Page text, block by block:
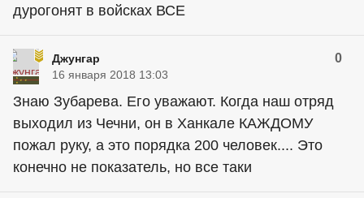
дурогонят в войсках ВСЕ
Джунгар 0
16 января 2018 13:03
Знаю Зубарева. Его уважают. Когда наш отряд
выходил из Чечни, он в Ханкале КАЖДОМУ
пожал руку, а это порядка 200 человек.... Это
конечно не показатель, но все таки